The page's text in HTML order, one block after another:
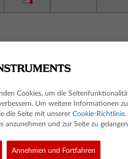
vorbehalten.
Cookies, um die
Um weitere Informationen
die Seite mit unserer Cookie-Richtlinie
anzunehmen und zur Seite zu
Annehmen und Fortfahren